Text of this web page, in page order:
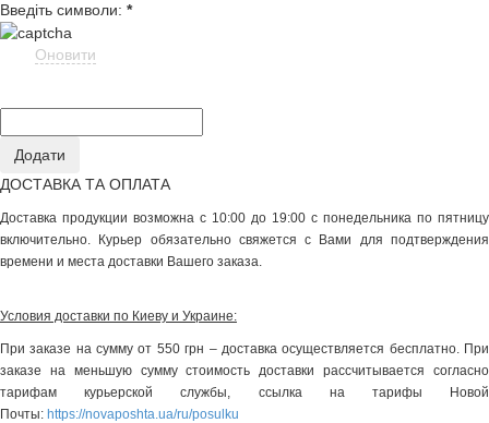
Введіть символи: *
Оновити
ДОСТАВКА ТА ОПЛАТА
Доставка продукции возможна с 10:00 до 19:00 с понедельника по пятницу
включительно. Курьер обязательно свяжется с Вами для подтверждения
времени и места доставки Вашего заказа.
Условия доставки по Киеву и Украине:
При заказе на сумму от 550 грн – доставка осуществляется бесплатно. При
заказе на меньшую сумму стоимость доставки рассчитывается согласно
тарифам курьерской службы, ссылка на тарифы Новой
Почты: https://novaposhta.ua/ru/posulku